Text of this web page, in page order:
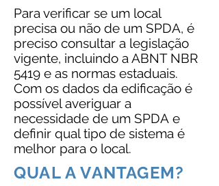
Para verificar se um local
precisa ou não de um SPDA, é
preciso consultar a legislação
vigente, incluindo a ABNT NBR
5419 e as normas estaduais.
Com os dados da edificação é
possível averiguar a
necessidade de um SPDA e
definir qual tipo de sistema é
melhor para o local.
QUAL A VANTAGEM?